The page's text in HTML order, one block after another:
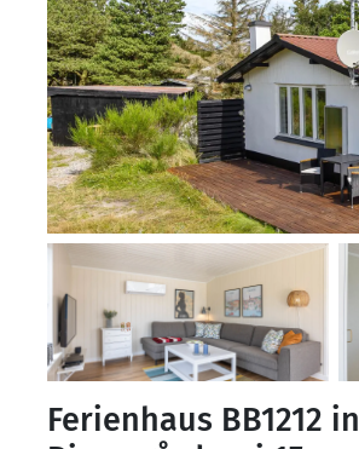
Ferienhaus BB1212 in